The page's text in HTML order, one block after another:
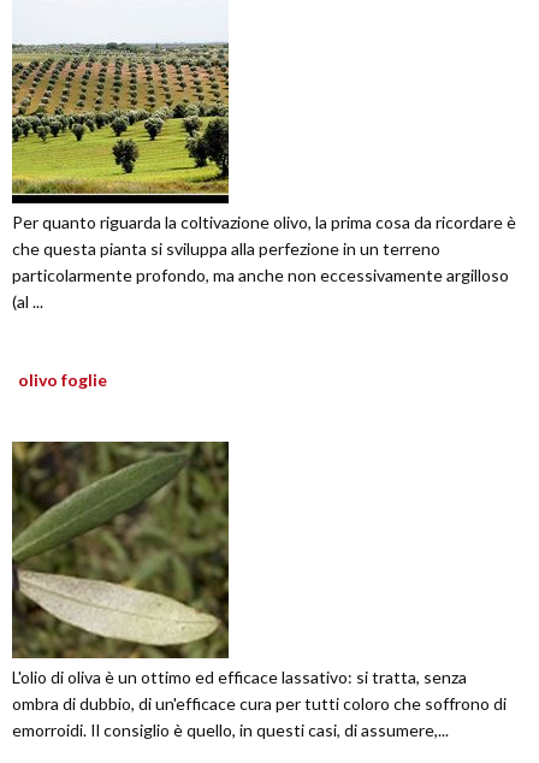
Per quanto riguarda la coltivazione olivo, la prima cosa da ricordare è
che questa pianta si sviluppa alla perfezione in un terreno
particolarmente profondo, ma anche non eccessivamente argilloso
(al ...
olivo foglie
L'olio di oliva è un ottimo ed efficace lassativo: si tratta, senza
ombra di dubbio, di un'efficace cura per tutti coloro che soffrono di
emorroidi. Il consiglio è quello, in questi casi, di assumere,...